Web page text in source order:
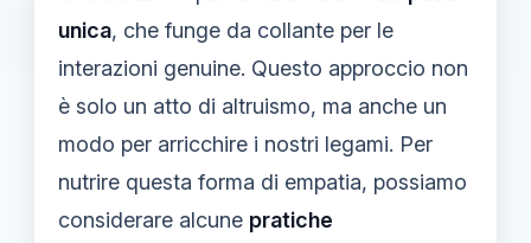
unica, che funge da collante per le
interazioni genuine. Questo approccio non
è solo un atto di altruismo, ma anche un
modo per arricchire i nostri legami. Per
nutrire questa forma di empatia, possiamo
considerare alcune pratiche